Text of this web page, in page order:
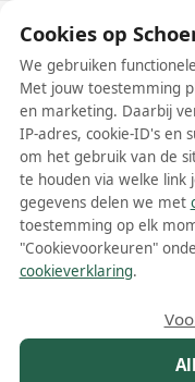
Multicolors
Schoenen.nl heeft een
enkellaarsjes met
aanbod van meer dan
de prachtige collectie die
een kijkje en vind
Cookies op
We gebruiken
Met jouw toestemming
en marketing. Daarbij
IP-adres, cookie-ID's en
om het gebruik van de
te houden via welke link
gegevens delen we met
toestemming op elk
"Cookievoorkeuren"
cookieverklaring.